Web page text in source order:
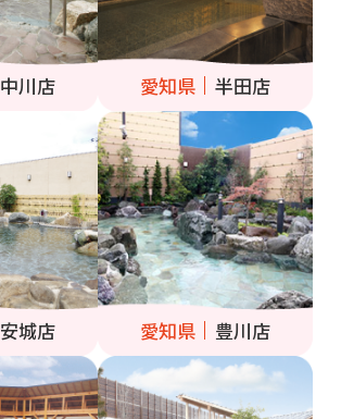
中川店 愛知県 半田店
安城店 愛知県 豊川店